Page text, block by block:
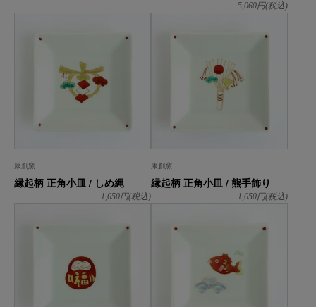
5,060円(税込)
康創窯
縁起柄 正角小皿 / しめ縄
1,650円(税込)
康創窯
縁起柄 正角小皿 / 熊手飾り
1,650円(税込)